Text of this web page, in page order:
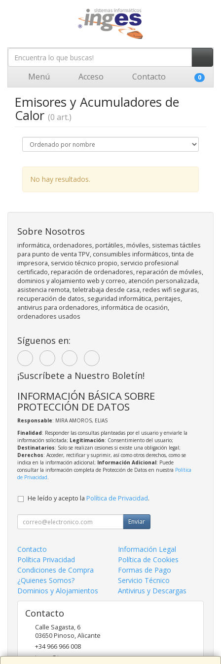
Menú Acceso Contacto 0
Emisores y Acumuladores de
Calor (0 art.)
No hay resultados.
Sobre Nosotros
informática, ordenadores, portátiles, móviles, sistemas táctiles
para punto de venta TPV, consumibles informáticos, tinta de
impresora, servicio técnico propio, servicio profesional
certificado, reparación de ordenadores, reparación de móviles,
dominios y alojamiento web y correo, atención personalizada,
asistencia remota, teletrabaja desde casa, redes wifi seguras,
recuperación de datos, seguridad informática, peritajes,
antivirus para ordenadores, informática de ocasión,
ordenadores usados
Síguenos en:
¡Suscríbete a Nuestro Boletín!
INFORMACIÓN BÁSICA SOBRE
PROTECCIÓN DE DATOS
Responsable: MIRA AMOROS, ELIAS
Finalidad: Responder las consultas planteadas por el usuario y enviarle la
información solicitada; Legitimación: Consentimiento del usuario;
Destinatarios: Solo se realizan cesiones si existe una obligación legal;
Derechos: Acceder, rectificar y suprimir, así como otros derechos, como se
indica en la información adicional; Información Adicional: Puede
consultar la información completa de Protección de Datos en nuestra Política
de Privacidad.
He leído y acepto la Política de Privacidad.
Enviar
Contacto
Información Legal
Política Privacidad
Política de Cookies
Condiciones de Compra
Formas de Pago
¿Quienes Somos?
Servicio Técnico
Dominios y Alojamientos
Antivirus y Descargas
Contacto
Calle Sagasta, 6
03650Pinoso,Alicante
+34 966 966 008
inges@inges.es